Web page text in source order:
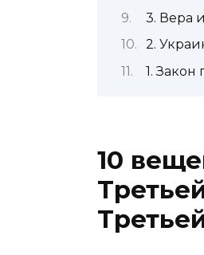
3. Вера
2.
1.
10